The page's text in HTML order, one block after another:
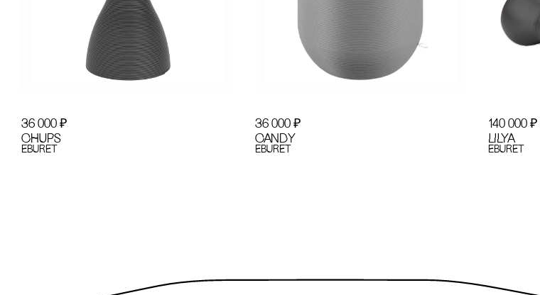
36 000 ₽
CHUPS
EBURET
36 000 ₽
CANDY
EBURET
140 000 ₽
LILYA
EBURET